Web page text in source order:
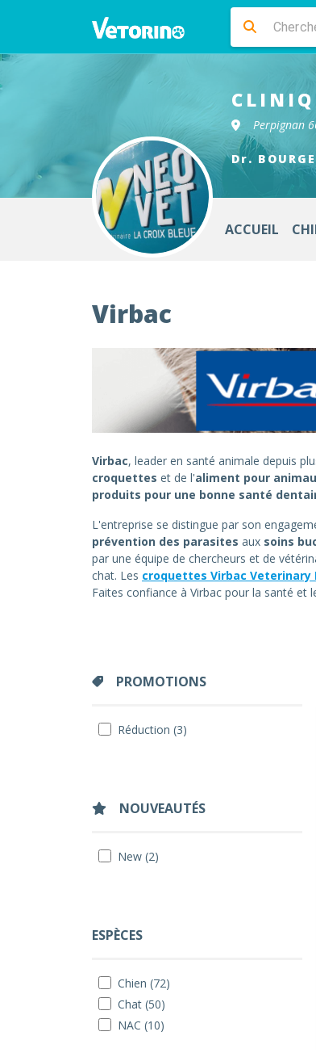
Perpignan
Dr.
ACCUEIL
Virbac
Virbac, leader en santé animale depuis
croquettes et de l'aliment pour
produits pour une bonne santé
L'entreprise se distingue par son
prévention des parasites aux soins
par une équipe de chercheurs et de
chat. Les croquettes Virbac Veterinary
Faites confiance à Virbac pour la santé
PROMOTIONS
Réduction (3)
NOUVEAUTÉS
New (2)
ESPÈCES
Chien (72)
Chat (50)
NAC (10)